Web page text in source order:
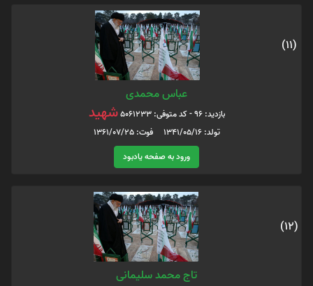
(11)
عباس محمدی
بازدید: 96 - کد متوفی: 5061233 شهید
تولد: 1341/05/16 فوت: 1361/07/25
ورود به صفحه یادبود
(12)
تاج محمد سلیمانی